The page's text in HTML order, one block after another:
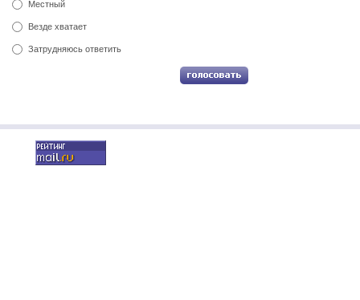
Местный
Везде хватает
Затрудняюсь ответить